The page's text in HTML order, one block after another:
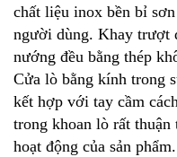
chất liệu inox bền bỉ
người dùng. Khay trượt
nướng đều bằng thép
Cửa lò bằng kính trong
kết hợp với tay cầm
trong khoan lò rất thuận
hoạt động của sản phẩm.